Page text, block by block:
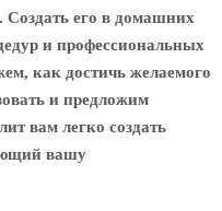
Создать его в домашних
и профессиональных
как достичь желаемого
и предложим
вам легко создать
вашу